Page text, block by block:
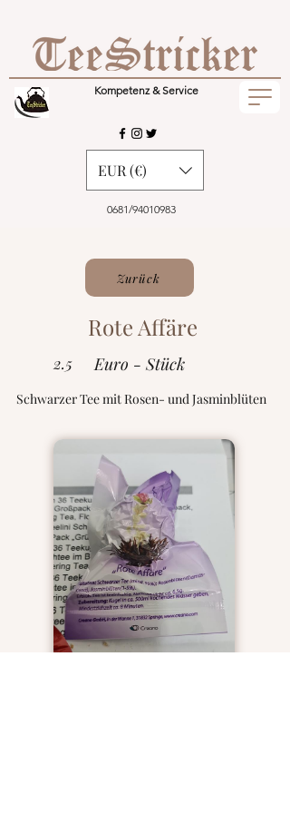
Kompetenz & Service
0681/94010983
EUR (€)
Zurück
Rote Affäre
2.5 Euro - Stück
Schwarzer Tee mit Rosen- und Jasminblüten